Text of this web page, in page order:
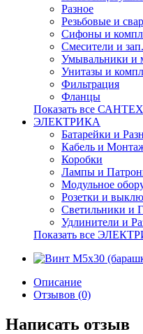
Разное
Резьбовые и
Сифоны и
Смесители и
Умывальники и
Унитазы и
Фильтрация
Фланцы
Показать все
ЭЛЕКТРИКА
Батарейки и
Кабель и
Коробки
Лампы и
Модульное
Розетки и
Светильники и
Удлинители и
Показать все
Описание
Отзывов (0)
Написать отзыв